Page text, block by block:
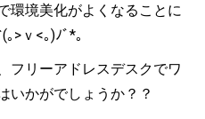
環境美化がよくなることに
>ｖ<｡)ﾉﾞ*。
フリーアドレスデスクでワ
いかがでしょうか？？